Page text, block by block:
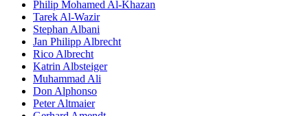
Philip Mohamed Al-Khazan
Tarek Al-Wazir
Stephan Albani
Jan Philipp Albrecht
Rico Albrecht
Katrin Albsteiger
Muhammad Ali
Don Alphonso
Peter Altmaier